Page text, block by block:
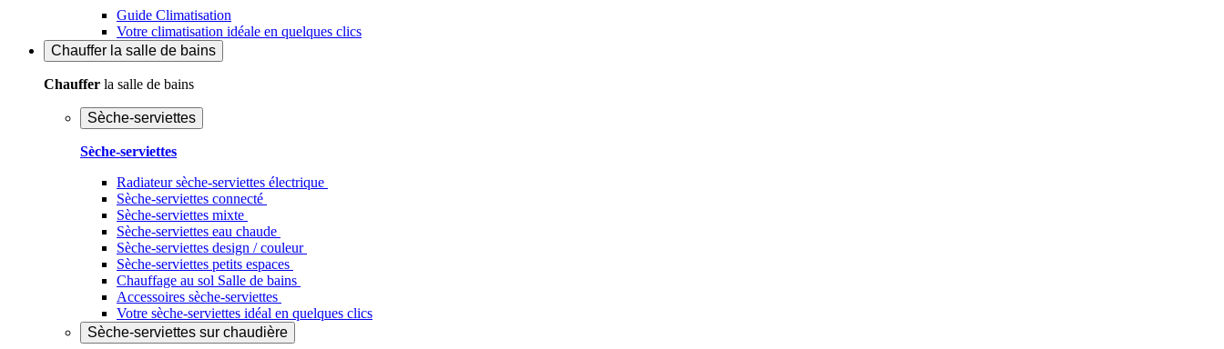
Guide Climatisation
Votre climatisation idéale en quelques clics
Chauffer la salle de bains
Chauffer la salle de bains
Sèche-serviettes
Sèche-serviettes
Radiateur sèche-serviettes électrique
Sèche-serviettes connecté
Sèche-serviettes mixte
Sèche-serviettes eau chaude
Sèche-serviettes design / couleur
Sèche-serviettes petits espaces
Chauffage au sol Salle de bains
Accessoires sèche-serviettes
Votre sèche-serviettes idéal en quelques clics
Sèche-serviettes sur chaudière